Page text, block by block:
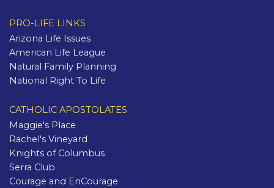
PRO-LIFE LINKS
Arizona Life Issues
American Life League
Natural Family Planning
National Right To Life
CATHOLIC APOSTOLATES
Maggie's Place
Rachel's Vineyard
Knights of Columbus
Serra Club
Courage and EnCourage